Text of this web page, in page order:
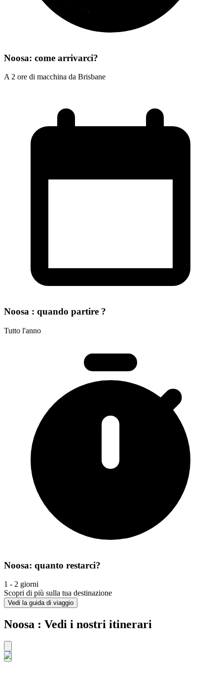
Noosa: come arrivarci?
A 2 ore di macchina da Brisbane
Noosa : quando partire ?
Tutto l'anno
Noosa: quanto restarci?
1 - 2 giorni
Scopri di più sulla tua destinazione
Vedi la guida di viaggio
Noosa : Vedi i nostri itinerari